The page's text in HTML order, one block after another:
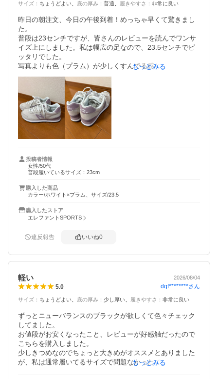
サイズ ： ちょうどよい 底の厚み ： 普通 履きやすさ ： 非常に良い
昨日の朝注文、今日の午後到着！めっちゃ早くて驚きまし
た。
普段は23センチですが、皆さんのレビューを読んでワンサ
イズ上にしました。私は幅広の足なので、23.5センチでピ
ッタリでした。
写真よりも色（プラム）が少しくすんでる感じはします
が、かわいくて気に入りました。
白ベースのスニーカーを持っていなかったので、新鮮で
す。これからの季節、たくさん履いてお出かけしたいと思
います^_^
商品も綺麗な物を送っていただいたので、大変満足です。
もっとみる
投稿者情報
女性/50代
普段履いているサイズ：23cm
購入した商品
カラー/ホワイト×プラム、サイズ/23.5
購入したストア
エレファントSPORTS
違反報告 いいね0
軽い 2026/08/04
5.0 dqf********さん
サイズ ： ちょうどよい 底の厚み ： 少し厚い 履きやすさ ： 非常に良い
ずっとニューバランスのブラックが欲しくて色々チェック
してました。
お値段がお安くなったこと、レビューが好感触だったので
こちらを購入しました。
少しきつめなのでちょっと大きめがオススメとありました
が、私は通常履いてるサイズで問題なかったです。
もっとみる